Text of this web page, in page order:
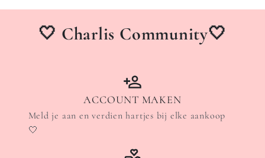
🤍 Charlis Community🤍
ACCOUNT MAKEN
Meld je aan en verdien hartjes bij elke aankoop
🤍